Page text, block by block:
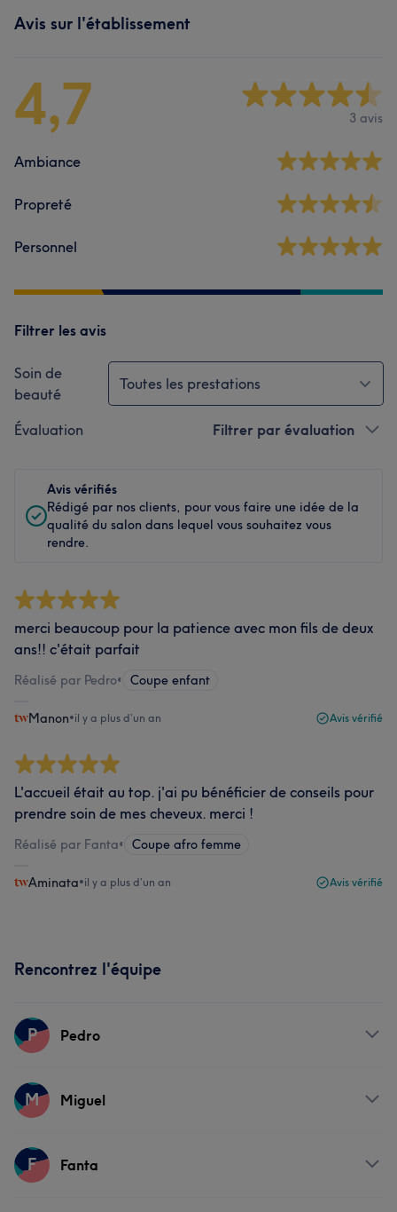
Avis sur l'établissement
4,7 3 avis
Ambiance
Propreté
Personnel
Filtrer les avis
Soin de
beauté
Toutes les prestations
Évaluation Filtrer par évaluation
Avis vérifiés
Rédigé par nos clients, pour vous faire une idée de la
qualité du salon dans lequel vous souhaitez vous
rendre.
merci beaucoup pour la patience avec mon fils de deux
ans!! c'était parfait
Réalisé par Pedro• Coupe enfant
Manon•il y a plus d’un an Avis vérifié
L'accueil était au top. j'ai pu bénéficier de conseils pour
prendre soin de mes cheveux. merci !
Réalisé par Fanta• Coupe afro femme
Aminata•il y a plus d’un an Avis vérifié
Rencontrez l'équipe
P Pedro
Prestations
M Miguel
Prestations
F Fanta